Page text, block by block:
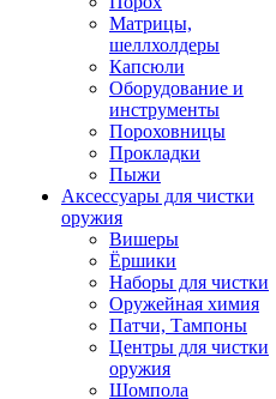
Матрицы,
шеллхолдеры
Капсюли
Оборудование и
инструменты
Пороховницы
Прокладки
Пыжи
Аксессуары для чистки
оружия
Вишеры
Ёршики
Наборы для чистки
Оружейная химия
Патчи, Тампоны
Центры для чистки
оружия
Шомпола